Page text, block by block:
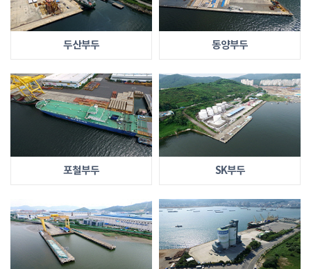
두산부두 동양부두
포철부두 SK부두